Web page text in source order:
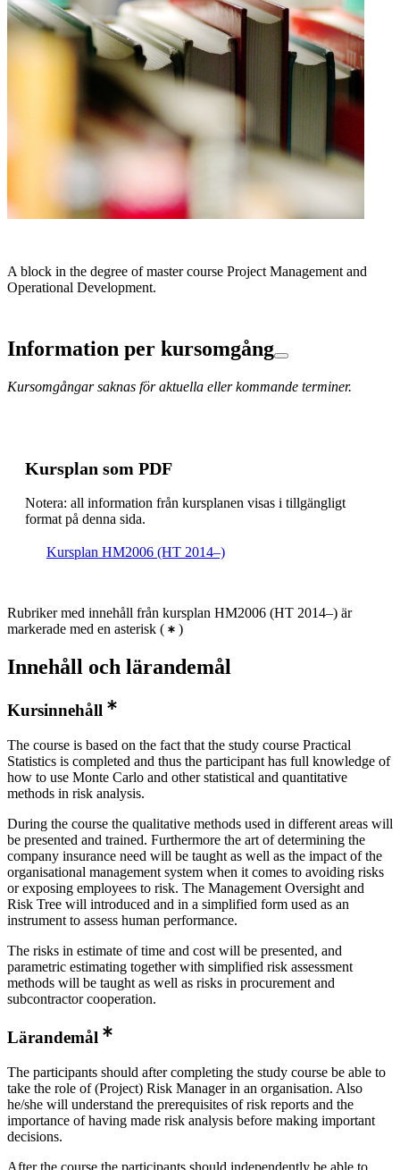
A block in the degree of master course Project Management and
Operational Development.
Information per kursomgång
Kursomgångar saknas för aktuella eller kommande terminer.
Kursplan som PDF
Notera: all information från kursplanen visas i tillgängligt
format på denna sida.
Kursplan HM2006 (HT 2014–)
Rubriker med innehåll från kursplan HM2006 (HT 2014–) är
markerade med en asterisk ( )
Innehåll och lärandemål
Kursinnehåll
The course is based on the fact that the study course Practical
Statistics is completed and thus the participant has full knowledge of
how to use Monte Carlo and other statistical and quantitative
methods in risk analysis.
During the course the qualitative methods used in different areas will
be presented and trained. Furthermore the art of determining the
company insurance need will be taught as well as the impact of the
organisational management system when it comes to avoiding risks
or exposing employees to risk. The Management Oversight and
Risk Tree will introduced and in a simplified form used as an
instrument to assess human performance.
The risks in estimate of time and cost will be presented, and
parametric estimating together with simplified risk assessment
methods will be taught as well as risks in procurement and
subcontractor cooperation.
Lärandemål
The participants should after completing the study course be able to
take the role of (Project) Risk Manager in an organisation. Also
he/she will understand the prerequisites of risk reports and the
importance of having made risk analysis before making important
decisions.
After the course the participants should independently be able to